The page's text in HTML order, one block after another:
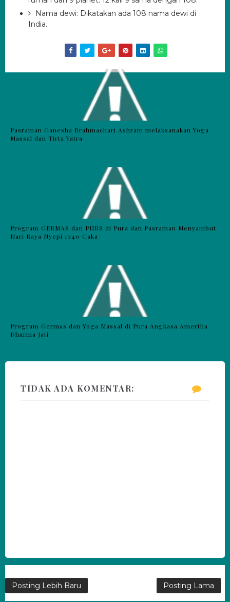
Nama dewi: Dikatakan ada 108 nama dewi di
India.
Pasraman Ganesha Brahmachari Ashram melaksanakan Yoga
Massal dan Tirta Yatra
Program GERMAS dan PHBS di Pura dan Pasraman Menyambut
Hari Raya Nyepi 1940 Caka
Program Germas dan Yoga Massal di Pura Angkasa Amertha
Dharma Jati
TIDAK ADA KOMENTAR:
Posting Lebih Baru Posting Lama